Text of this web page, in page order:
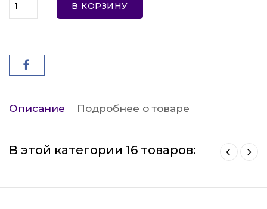
В КОРЗИНУ
Описание Подробнее о товаре
В этой категории 16 товаров: